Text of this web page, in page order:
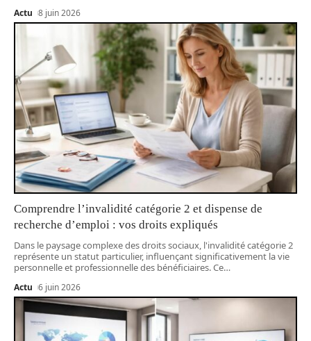
Actu 8 juin 2026
Comprendre l’invalidité catégorie 2 et dispense de
recherche d’emploi : vos droits expliqués
Dans le paysage complexe des droits sociaux, l'invalidité catégorie 2
représente un statut particulier, influençant significativement la vie
personnelle et professionnelle des bénéficiaires. Ce…
Actu 6 juin 2026